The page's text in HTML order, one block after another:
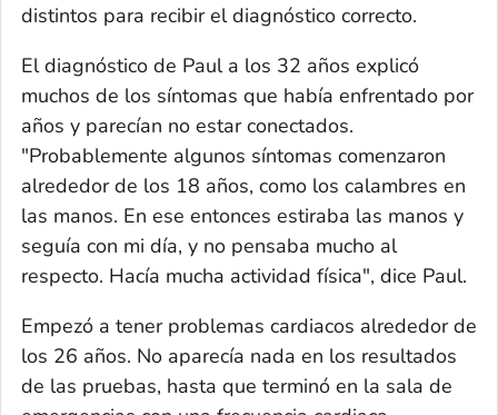
distintos para recibir el diagnóstico correcto.
El diagnóstico de Paul a los 32 años explicó
muchos de los síntomas que había enfrentado por
años y parecían no estar conectados.
"Probablemente algunos síntomas comenzaron
alrededor de los 18 años, como los calambres en
las manos. En ese entonces estiraba las manos y
seguía con mi día, y no pensaba mucho al
respecto. Hacía mucha actividad física", dice Paul.
Empezó a tener problemas cardiacos alrededor de
los 26 años. No aparecía nada en los resultados
de las pruebas, hasta que terminó en la sala de